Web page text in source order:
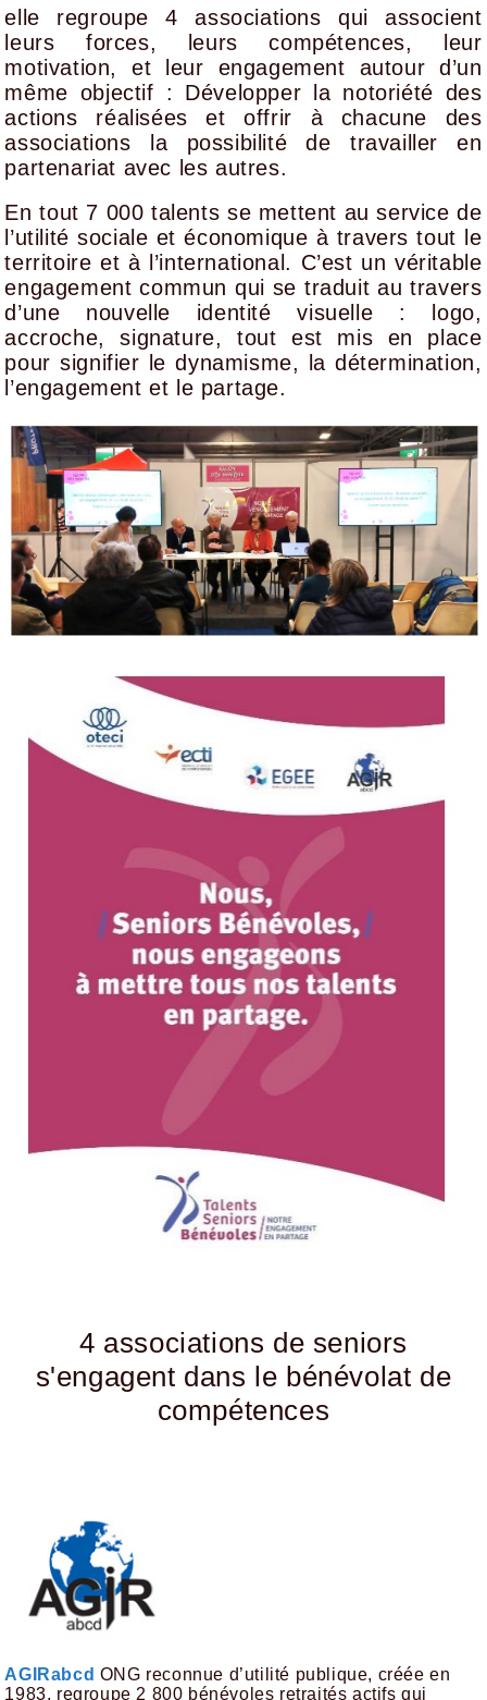
elle regroupe 4 associations qui associent
leurs forces, leurs compétences, leur
motivation, et leur engagement autour d’un
même objectif : Développer la notoriété des
actions réalisées et offrir à chacune des
associations la possibilité de travailler en
partenariat avec les autres.
En tout 7 000 talents se mettent au service de
l’utilité sociale et économique à travers tout le
territoire et à l’international. C’est un véritable
engagement commun qui se traduit au travers
d’une nouvelle identité visuelle : logo,
accroche, signature, tout est mis en place
pour signifier le dynamisme, la détermination,
l’engagement et le partage.
4 associations de seniors
s'engagent dans le bénévolat de
compétences
AGIRabcd ONG reconnue d’utilité publique, créée en
1983, regroupe 2 800 bénévoles retraités actifs qui